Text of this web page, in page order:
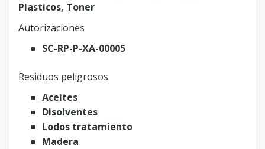
Plasticos, Toner
Autorizaciones
SC-RP-P-XA-00005
Residuos peligrosos
Aceites
Disolventes
Lodos tratamiento
Madera